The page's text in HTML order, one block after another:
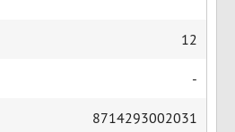
12
-
8714293002031